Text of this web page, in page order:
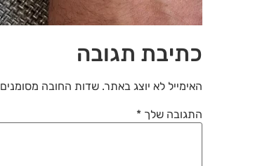
כתיבת תגובה
האימייל לא יוצג באתר. שדות החובה מסומנים
התגובה שלך *